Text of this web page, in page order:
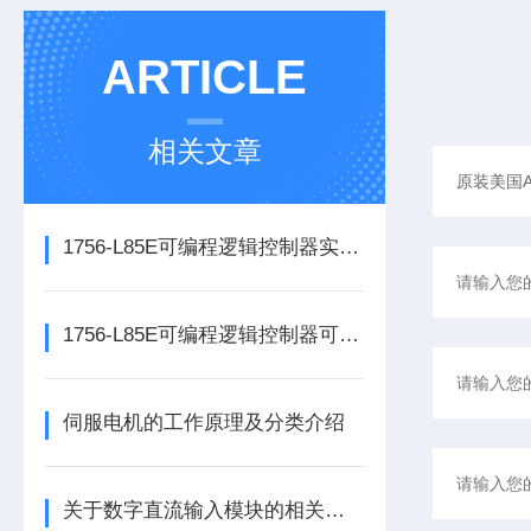
ARTICLE
相关文章
1756-L85E可编程逻辑控制器实操应用常见问题分析及解决方法探讨
1756-L85E可编程逻辑控制器可满足多行业自动化精准控制需求
伺服电机的工作原理及分类介绍
关于数字直流输入模块的相关介绍